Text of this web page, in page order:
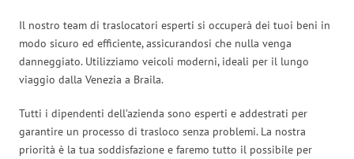
Il nostro team di traslocatori esperti si occuperà dei tuoi beni in
modo sicuro ed efficiente, assicurandosi che nulla venga
danneggiato. Utilizziamo veicoli moderni, ideali per il lungo
viaggio dalla Venezia a Braila.
Tutti i dipendenti dell’azienda sono esperti e addestrati per
garantire un processo di trasloco senza problemi. La nostra
priorità è la tua soddisfazione e faremo tutto il possibile per